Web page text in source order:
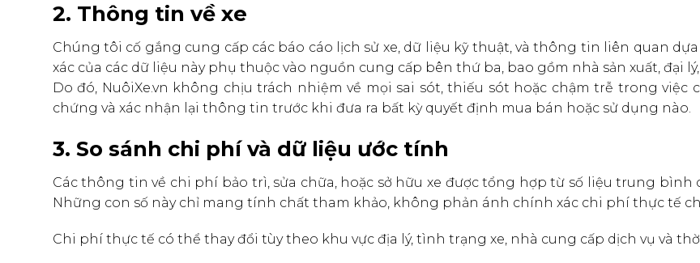
2. Thông tin về xe
Chúng tôi cố gắng cung cấp các báo cáo lịch sử xe, dữ liệu kỹ thuật, và thông tin liên quan
xác của các dữ liệu này phụ thuộc vào nguồn cung cấp bên thứ ba, bao gồm nhà sản xuất, đại
Do đó, NuôiXe.vn không chịu trách nhiệm về mọi sai sót, thiếu sót hoặc chậm trễ trong
chứng và xác nhận lại thông tin trước khi đưa ra bất kỳ quyết định mua bán hoặc sử dụng nào.
3. So sánh chi phí và dữ liệu ước tính
Các thông tin về chi phí bảo trì, sửa chữa, hoặc sở hữu xe được tổng hợp từ số liệu trung
Những con số này chỉ mang tính chất tham khảo, không phản ánh chính xác chi phí thực tế
Chi phí thực tế có thể thay đổi tùy theo khu vực địa lý, tình trạng xe, nhà cung cấp dịch vụ và